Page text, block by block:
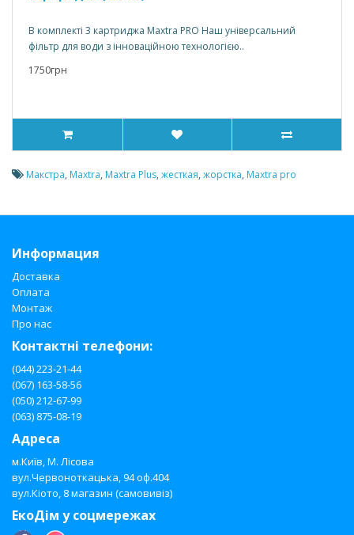
В комплекті 3 картриджа Maxtra PRO Наш універсальний
фільтр для води з інноваційною технологією..
1750грн
Макстра, Maxtra, Maxtra Plus, жесткая, жорстка, Maxtra pro
Информация
Доставка
Оплата
Монтаж
Про нас
Контактні телефони:
(044) 223-21-44
(067) 163-58-56
(050) 212-67-99
(063) 875-08-19
Адреса
м.Київ, М. Лісова
вул.Червоноткацька, 94 оф.404
вул.Кіото, 8 магазин (самовивіз)
ЕкоДім у соцмережах